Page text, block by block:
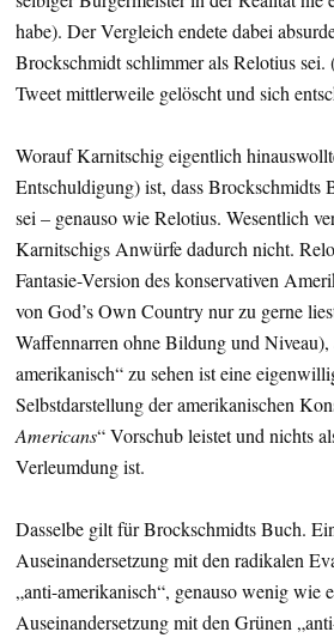
habe). Der Vergleich endete dabei
Brockschmidt schlimmer als Relotius sei.
Tweet mittlerweile gelöscht und sich
Worauf Karnitschig eigentlich
Entschuldigung) ist, dass Brockschmidts
sei – genauso wie Relotius. Wesentlich
Karnitschigs Anwürfe dadurch nicht.
Fantasie-Version des konservativen
von God’s Own Country nur zu gerne
Waffennarren ohne Bildung und Niveau),
amerikanisch“ zu sehen ist eine
Selbstdarstellung der amerikanischen
Americans“ Vorschub leistet und nichts
Verleumdung ist.
Dasselbe gilt für Brockschmidts Buch.
Auseinandersetzung mit den radikalen
„anti-amerikanisch“, genauso wenig wie
Auseinandersetzung mit den Grünen